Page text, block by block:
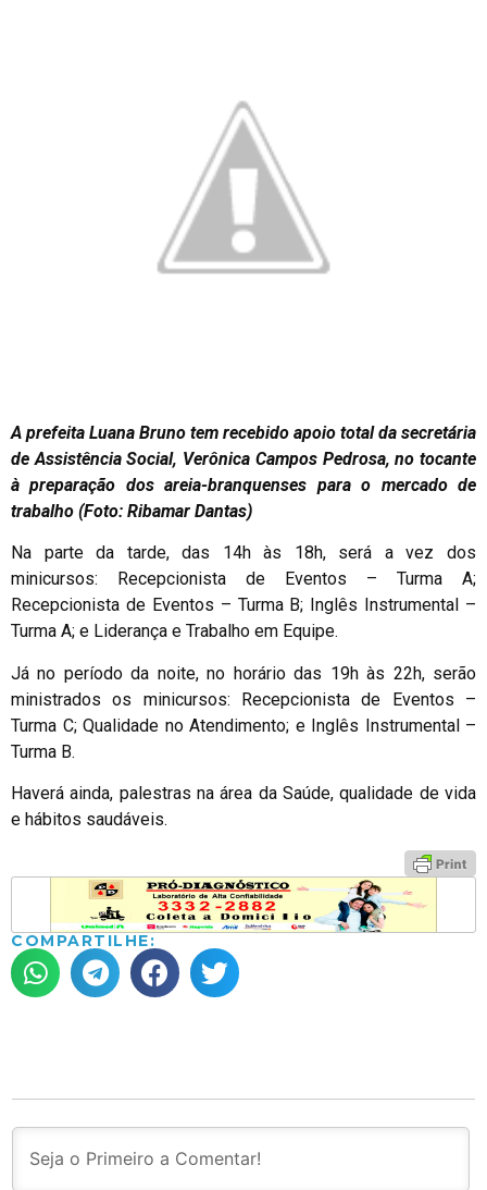
A prefeita Luana Bruno tem recebido apoio total da secretária
de Assistência Social, Verônica Campos Pedrosa, no tocante
à preparação dos areia-branquenses para o mercado de
trabalho (Foto: Ribamar Dantas)
Na parte da tarde, das 14h às 18h, será a vez dos
minicursos: Recepcionista de Eventos – Turma A;
Recepcionista de Eventos – Turma B; Inglês Instrumental –
Turma A; e Liderança e Trabalho em Equipe.
Já no período da noite, no horário das 19h às 22h, serão
ministrados os minicursos: Recepcionista de Eventos –
Turma C; Qualidade no Atendimento; e Inglês Instrumental –
Turma B.
Haverá ainda, palestras na área da Saúde, qualidade de vida
e hábitos saudáveis.
COMPARTILHE: